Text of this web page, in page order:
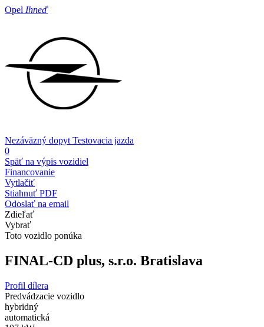
Opel Ihneď
Nezáväzný dopyt Testovacia jazda
0
Späť na výpis vozidiel
Financovanie
Vytlačiť
Stiahnuť PDF
Odoslať na email
Zdieľať
Vybrať
Toto vozidlo ponúka
FINAL-CD plus, s.r.o. Bratislava
Profil dílera
Predvádzacie vozidlo
hybridný
automatická